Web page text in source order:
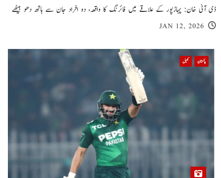
ڈی آئی خان: پہاڑپور کے علاقے میں فائرنگ کا واقعہ، دو افراد جان سے ہاتھ دھو بیٹھے
JAN 12, 2026
پاکستان کھیل